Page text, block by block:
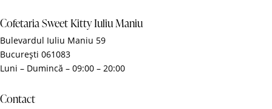
Cofetaria Sweet Kitty Iuliu Maniu
Bulevardul Iuliu Maniu 59
București 061083
Luni – Dumincă – 09:00 – 20:00
Contact